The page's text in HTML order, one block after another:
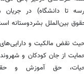
تا دانشگاه) در جریان
بین‌الملل بشردوستانه
نقض مالکیت و دارایی‌های
از جان کودکان و
حق آموزش و